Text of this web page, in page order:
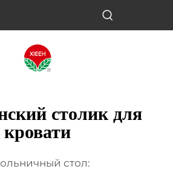
столик для
кровати
стол: